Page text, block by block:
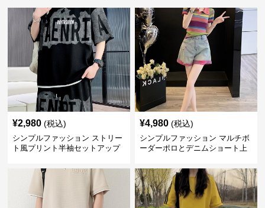
¥2,980 (税込)
シンプルファッション ストリー
ト風プリント半袖セットアップ
¥4,980 (税込)
シンプルファッション マルチボ
ーダーポロとデニムショート上